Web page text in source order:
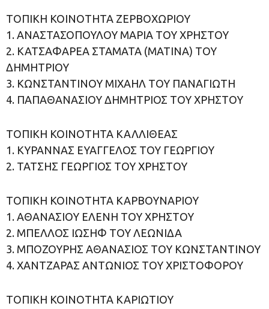
ΤΟΠΙΚΗ ΚΟΙΝΟΤΗΤΑ ΖΕΡΒΟΧΩΡΙΟΥ
1. ΑΝΑΣΤΑΣΟΠΟΥΛΟΥ ΜΑΡΙΑ ΤΟΥ ΧΡΗΣΤΟΥ
2. ΚΑΤΣΑΦΑΡΕΑ ΣΤΑΜΑΤΑ (ΜΑΤΙΝΑ) ΤΟΥ
ΔΗΜΗΤΡΙΟΥ
3. ΚΩΝΣΤΑΝΤΙΝΟΥ ΜΙΧΑΗΛ ΤΟΥ ΠΑΝΑΓΙΩΤΗ
4. ΠΑΠΑΘΑΝΑΣΙΟΥ ΔΗΜΗΤΡΙΟΣ ΤΟΥ ΧΡΗΣΤΟΥ
ΤΟΠΙΚΗ ΚΟΙΝΟΤΗΤΑ ΚΑΛΛΙΘΕΑΣ
1. ΚΥΡΑΝΝΑΣ ΕΥΑΓΓΕΛΟΣ ΤΟΥ ΓΕΩΡΓΙΟΥ
2. ΤΑΤΣΗΣ ΓΕΩΡΓΙΟΣ ΤΟΥ ΧΡΗΣΤΟΥ
ΤΟΠΙΚΗ ΚΟΙΝΟΤΗΤΑ ΚΑΡΒΟΥΝΑΡΙΟΥ
1. ΑΘΑΝΑΣΙΟΥ ΕΛΕΝΗ ΤΟΥ ΧΡΗΣΤΟΥ
2. ΜΠΕΛΛΟΣ ΙΩΣΗΦ ΤΟΥ ΛΕΩΝΙΔΑ
3. ΜΠΟΖΟΥΡΗΣ ΑΘΑΝΑΣΙΟΣ ΤΟΥ ΚΩΝΣΤΑΝΤΙΝΟΥ
4. ΧΑΝΤΖΑΡΑΣ ΑΝΤΩΝΙΟΣ ΤΟΥ ΧΡΙΣΤΟΦΟΡΟΥ
ΤΟΠΙΚΗ ΚΟΙΝΟΤΗΤΑ ΚΑΡΙΩΤΙΟΥ